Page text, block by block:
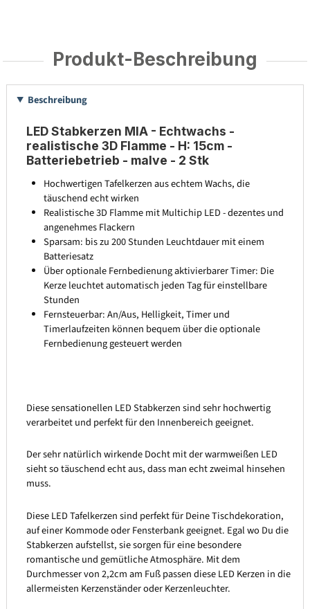
Produkt-Beschreibung
Beschreibung
LED Stabkerzen MIA - Echtwachs -
realistische 3D Flamme - H: 15cm -
Batteriebetrieb - malve - 2 Stk
Hochwertigen Tafelkerzen aus echtem Wachs, die
täuschend echt wirken
Realistische 3D Flamme mit Multichip LED - dezentes und
angenehmes Flackern
Sparsam: bis zu 200 Stunden Leuchtdauer mit einem
Batteriesatz
Über optionale Fernbedienung aktivierbarer Timer: Die
Kerze leuchtet automatisch jeden Tag für einstellbare
Stunden
Fernsteuerbar: An/Aus, Helligkeit, Timer und
Timerlaufzeiten können bequem über die optionale
Fernbedienung gesteuert werden
Diese sensationellen LED Stabkerzen sind sehr hochwertig
verarbeitet und perfekt für den Innenbereich geeignet.
Der sehr natürlich wirkende Docht mit der warmweißen LED
sieht so täuschend echt aus, dass man echt zweimal hinsehen
muss.
Diese LED Tafelkerzen sind perfekt für Deine Tischdekoration,
auf einer Kommode oder Fensterbank geeignet. Egal wo Du die
Stabkerzen aufstellst, sie sorgen für eine besondere
romantische und gemütliche Atmosphäre. Mit dem
Durchmesser von 2,2cm am Fuß passen diese LED Kerzen in die
allermeisten Kerzenständer oder Kerzenleuchter.